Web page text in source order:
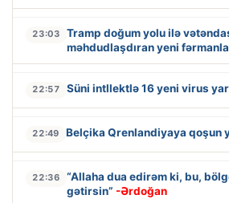
23:03
Tramp doğum yolu ilə
məhdudlaşdıran yeni
22:57 Süni intllektlə 16 yeni virus
22:49 Belçika Qrenlandiyaya qoşun
22:36
“Allaha dua edirəm ki, bu,
gətirsin” -Ərdoğan